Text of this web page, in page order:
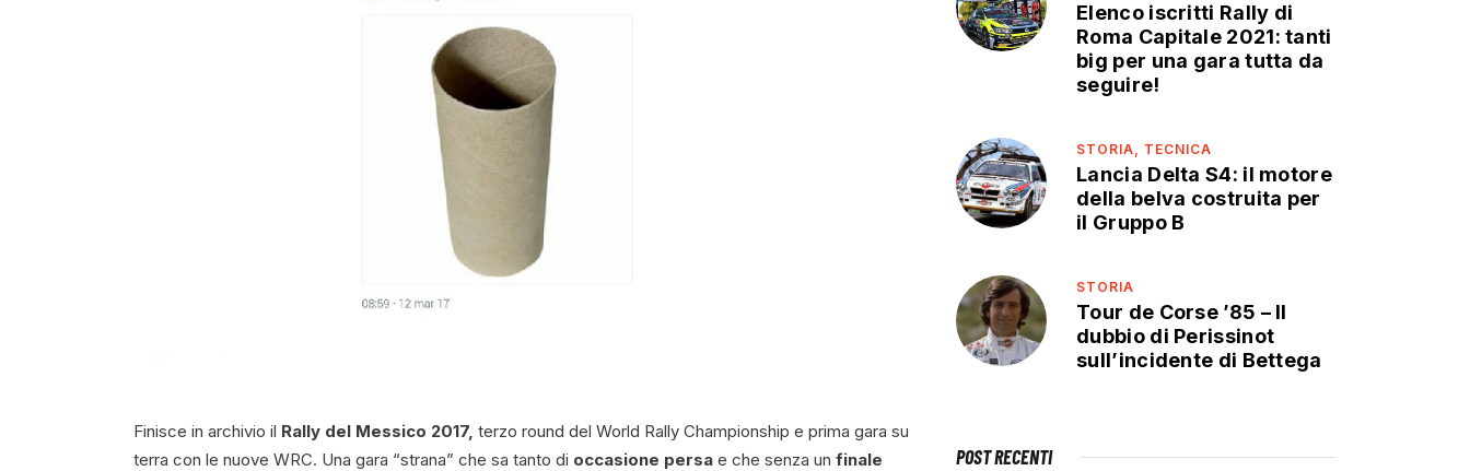
Finisce in archivio il Rally del Messico 2017, terzo round del World Rally Championship e prima gara su
terra con le nuove WRC. Una gara “strana” che sa tanto di occasione persa e che senza un finale
Elenco iscritti Rally di
Roma Capitale 2021: tanti
big per una gara tutta da
seguire!
STORIA, TECNICA
Lancia Delta S4: il motore
della belva costruita per
il Gruppo B
STORIA
Tour de Corse ’85 – Il
dubbio di Perissinot
sull’incidente di Bettega
POST RECENTI